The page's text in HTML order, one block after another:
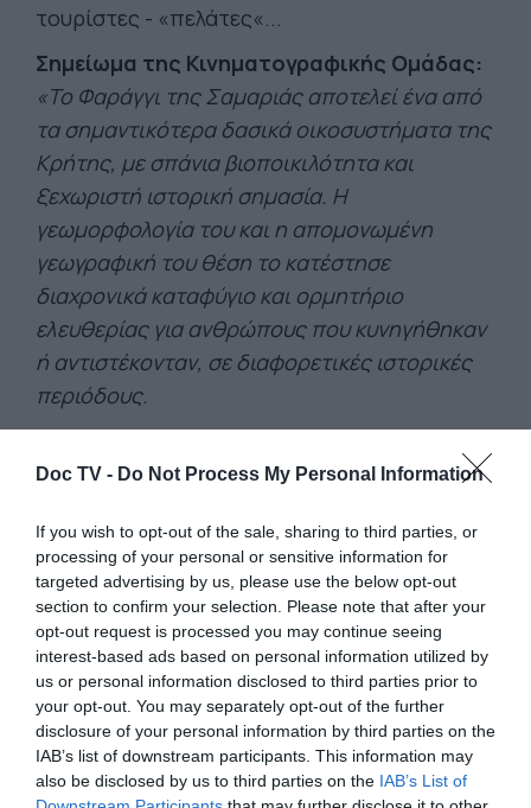
Doc TV - Do Not Process My Personal Information
If you wish to opt-out of the sale, sharing to third parties, or
processing of your personal or sensitive information for
targeted advertising by us, please use the below opt-out
section to confirm your selection. Please note that after your
opt-out request is processed you may continue seeing
interest-based ads based on personal information utilized by
us or personal information disclosed to third parties prior to
your opt-out. You may separately opt-out of the further
disclosure of your personal information by third parties on the
IAB’s list of downstream participants. This information may
also be disclosed by us to third parties on the IAB’s List of
τουρίστες - «πελάτες«...
Σημείωμα της Κινηματογραφικής Ομάδας:
«Το Φαράγγι της Σαμαριάς αποτελεί ένα από
τα σημαντικότερα δασικά οικοσυστήματα της
Κρήτης, με σπάνια βιοποικιλότητα και
ξεχωριστή ιστορική σημασία. Η
γεωμορφολογία του και η απομονωμένη
γεωγραφική του θέση το κατέστησε
διαχρονικά καταφύγιο και ορμητήριο
ελευθερίας για ανθρώπους που κυνηγήθηκαν
ή αντιστέκονταν, σε διαφορετικές ιστορικές
περιόδους.
φαράγγι της Ελλάδας που κατοικήθηκε
αιώνα, μέχρι τη δημιουργία του Εθνικού
Δρυμού και την απαλλοτρίωση των
περιουσιών των κατοίκων του.
Σήμερα, η Σαμαριά αποτελεί έναν από τους
δημοφιλέστερους ορεινούς προορισμούς της
χώρας. Ωστόσο, η αυξανόμενη τουριστική
αξιοποίησή της γεννά ερωτήματα για το πώς
ισορροπούν η προστασία της φύσης, η